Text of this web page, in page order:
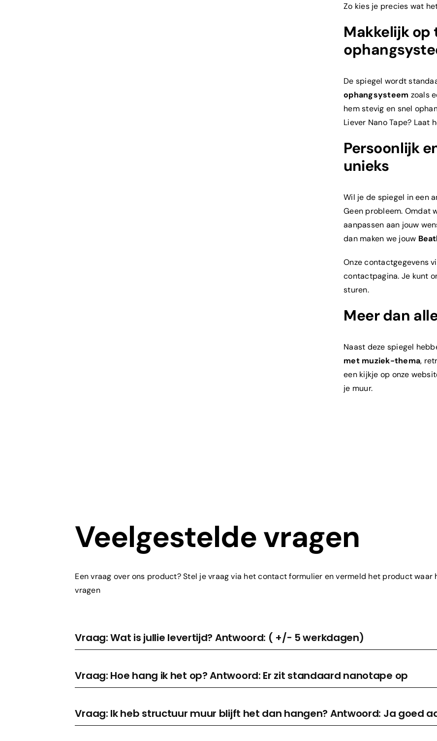
Zo kies je precies wat
Makkelijk op
De spiegel wordt
ophangsysteem zoals
hem stevig en snel
Liever Nano Tape? Laat
Persoonlijk
unieks
Wil je de spiegel in een
Geen probleem. Omdat
aanpassen aan jouw
dan maken we jouw
Onze contactgegevens
contactpagina. Je kunt
sturen.
Meer dan
Naast deze spiegel
met muziek-thema,
een kijkje op onze
je muur.
Veelgestelde vragen
Een vraag over ons product? Stel je vraag via het contact formulier en vermeld het product
vragen
Vraag: Wat is jullie levertijd? Antwoord: ( +/- 5 werkdagen)
Vraag: Hoe hang ik het op? Antwoord: Er zit standaard nanotape op
Vraag: Ik heb structuur muur blijft het dan hangen? Antwoord: Ja goed